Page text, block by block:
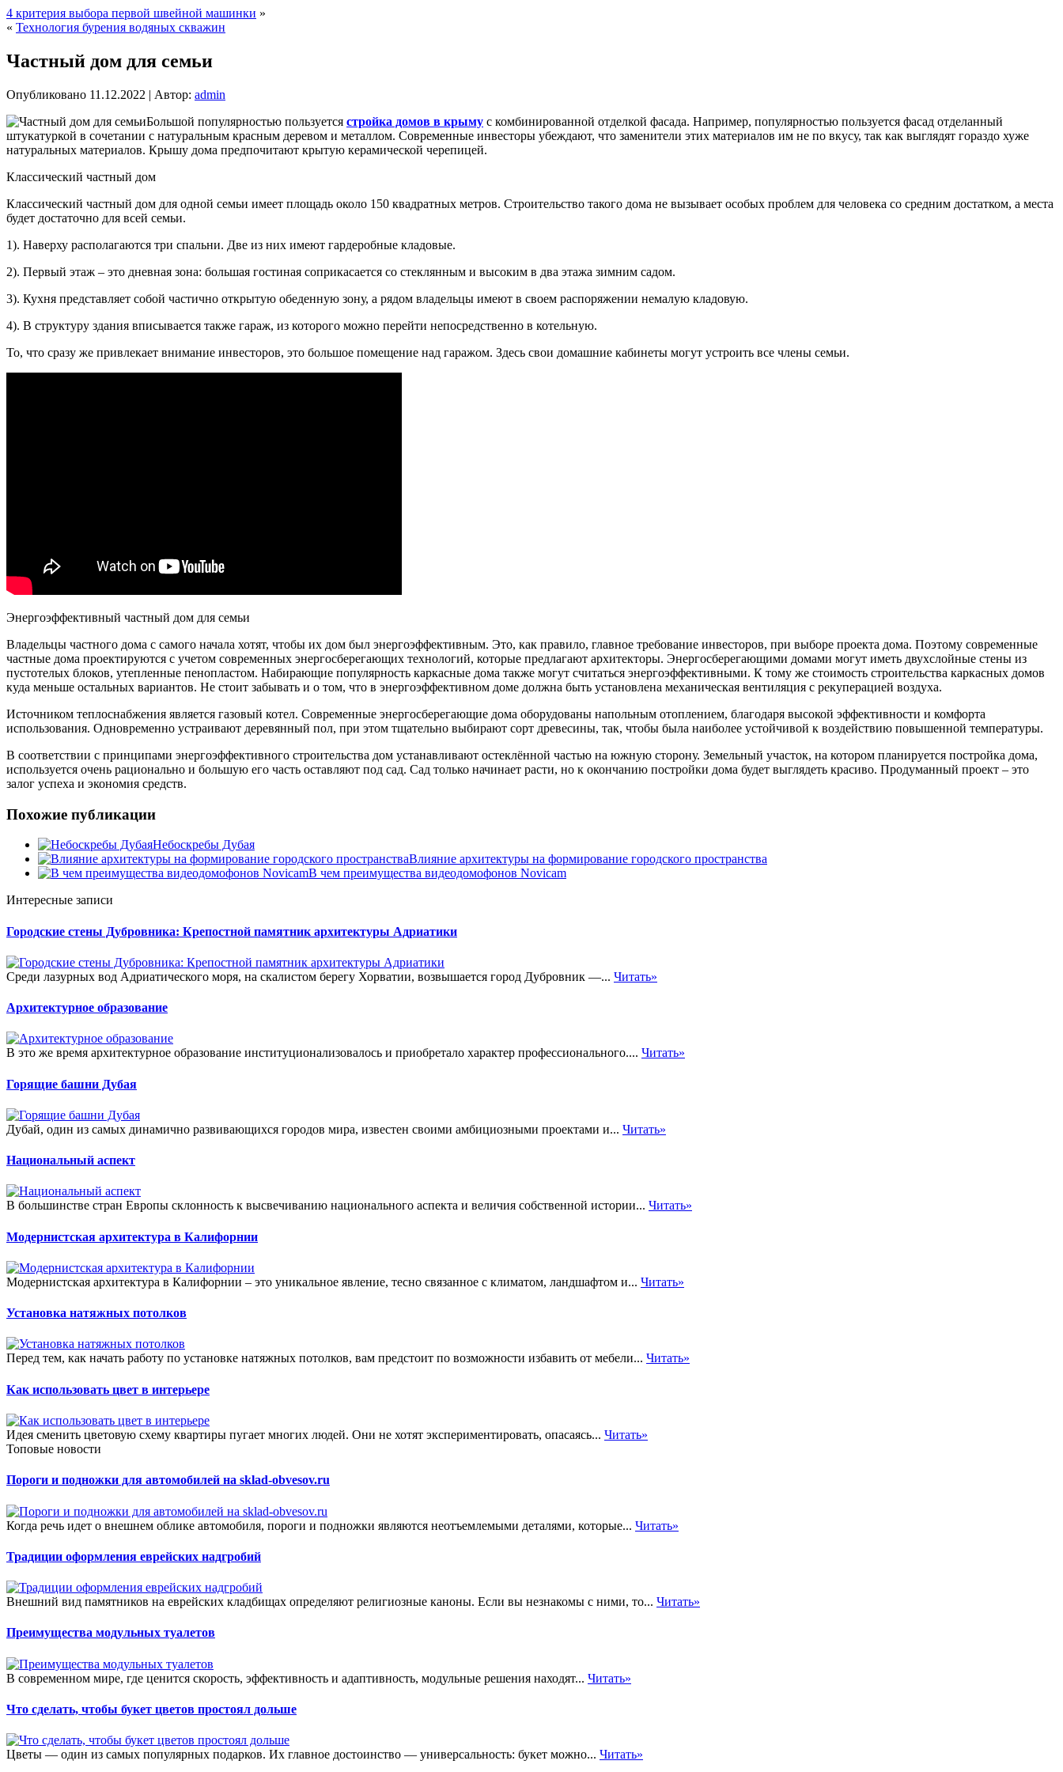
4 критерия выбора первой швейной машинки »
« Технология бурения водяных скважин
Частный дом для семьи
Опубликовано 11.12.2022 | Автор: admin
Большой популярностью пользуется стройка домов в крыму с комбинированной отделкой фасада. Например, популярностью пользуется фасад отделанный
штукатуркой в сочетании с натуральным красным деревом и металлом. Современные инвесторы убеждают, что заменители этих материалов им не по вкусу, так как выглядят гораздо хуже
натуральных материалов. Крышу дома предпочитают крытую керамической черепицей.
Классический частный дом
Классический частный дом для одной семьи имеет площадь около 150 квадратных метров. Строительство такого дома не вызывает особых проблем для человека со средним достатком, а места
будет достаточно для всей семьи.
1). Наверху располагаются три спальни. Две из них имеют гардеробные кладовые.
2). Первый этаж – это дневная зона: большая гостиная соприкасается со стеклянным и высоким в два этажа зимним садом.
3). Кухня представляет собой частично открытую обеденную зону, а рядом владельцы имеют в своем распоряжении немалую кладовую.
4). В структуру здания вписывается также гараж, из которого можно перейти непосредственно в котельную.
То, что сразу же привлекает внимание инвесторов, это большое помещение над гаражом. Здесь свои домашние кабинеты могут устроить все члены семьи.
Энергоэффективный частный дом для семьи
Владельцы частного дома с самого начала хотят, чтобы их дом был энергоэффективным. Это, как правило, главное требование инвесторов, при выборе проекта дома. Поэтому современные
частные дома проектируются с учетом современных энергосберегающих технологий, которые предлагают архитекторы. Энергосберегающими домами могут иметь двухслойные стены из
пустотелых блоков, утепленные пенопластом. Набирающие популярность каркасные дома также могут считаться энергоэффективными. К тому же стоимость строительства каркасных домов
куда меньше остальных вариантов. Не стоит забывать и о том, что в энергоэффективном доме должна быть установлена механическая вентиляция с рекуперацией воздуха.
Источником теплоснабжения является газовый котел. Современные энергосберегающие дома оборудованы напольным отоплением, благодаря высокой эффективности и комфорта
использования. Одновременно устраивают деревянный пол, при этом тщательно выбирают сорт древесины, так, чтобы была наиболее устойчивой к воздействию повышенной температуры.
В соответствии с принципами энергоэффективного строительства дом устанавливают остеклённой частью на южную сторону. Земельный участок, на котором планируется постройка дома,
используется очень рационально и большую его часть оставляют под сад. Сад только начинает расти, но к окончанию постройки дома будет выглядеть красиво. Продуманный проект – это
залог успеха и экономия средств.
Похожие публикации
Небоскребы Дубая
Влияние архитектуры на формирование городского пространства
В чем преимущества видеодомофонов Novicam
Интересные записи
Городские стены Дубровника: Крепостной памятник архитектуры Адриатики
Среди лазурных вод Адриатического моря, на скалистом берегу Хорватии, возвышается город Дубровник —... Читать»
Архитектурное образование
В это же время архитектурное образование институционализовалось и приобретало характер профессионального.... Читать»
Горящие башни Дубая
Дубай, один из самых динамично развивающихся городов мира, известен своими амбициозными проектами и... Читать»
Национальный аспект
В большинстве стран Европы склонность к высвечиванию национального аспекта и величия собственной истории... Читать»
Модернистская архитектура в Калифорнии
Модернистская архитектура в Калифорнии – это уникальное явление, тесно связанное с климатом, ландшафтом и... Читать»
Установка натяжных потолков
Перед тем, как начать работу по установке натяжных потолков, вам предстоит по возможности избавить от мебели... Читать»
Как использовать цвет в интерьере
Идея сменить цветовую схему квартиры пугает многих людей. Они не хотят экспериментировать, опасаясь... Читать»
Топовые новости
Пороги и подножки для автомобилей на sklad-obvesov.ru
Когда речь идет о внешнем облике автомобиля, пороги и подножки являются неотъемлемыми деталями, которые... Читать»
Традиции оформления еврейских надгробий
Внешний вид памятников на еврейских кладбищах определяют религиозные каноны. Если вы незнакомы с ними, то... Читать»
Преимущества модульных туалетов
В современном мире, где ценится скорость, эффективность и адаптивность, модульные решения находят... Читать»
Что сделать, чтобы букет цветов простоял дольше
Цветы — один из самых популярных подарков. Их главное достоинство — универсальность: букет можно... Читать»